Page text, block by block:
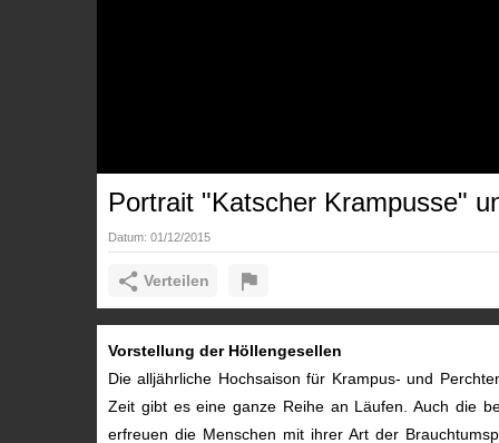
Portrait "Katscher Krampusse"
Datum: 01/12/2015
Verteilen
Vorstellung der Höllengesellen
Die alljährliche Hochsaison für Krampus- und
Zeit gibt es eine ganze Reihe an Läufen. Auch die
erfreuen die Menschen mit ihrer Art der